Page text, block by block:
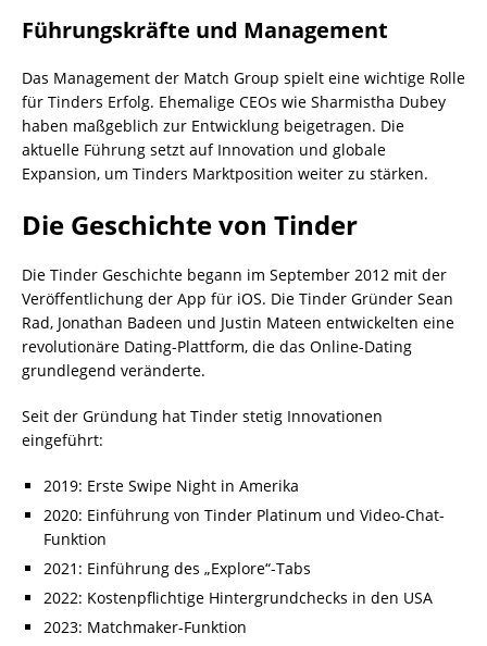
Führungskräfte und Management
Das Management der Match Group spielt eine wichtige Rolle
für Tinders Erfolg. Ehemalige CEOs wie Sharmistha Dubey
haben maßgeblich zur Entwicklung beigetragen. Die
aktuelle Führung setzt auf Innovation und globale
Expansion, um Tinders Marktposition weiter zu stärken.
Die Geschichte von Tinder
Die Tinder Geschichte begann im September 2012 mit der
Veröffentlichung der App für iOS. Die Tinder Gründer Sean
Rad, Jonathan Badeen und Justin Mateen entwickelten eine
revolutionäre Dating-Plattform, die das Online-Dating
grundlegend veränderte.
Seit der Gründung hat Tinder stetig Innovationen
eingeführt:
2019: Erste Swipe Night in Amerika
2020: Einführung von Tinder Platinum und Video-Chat-
Funktion
2021: Einführung des „Explore“-Tabs
2022: Kostenpflichtige Hintergrundchecks in den USA
2023: Matchmaker-Funktion